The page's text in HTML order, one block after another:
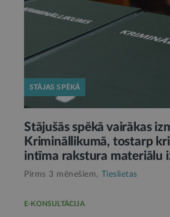
STĀJAS SPĒKĀ
Stājušās spēkā vairākas
Krimināllikumā, tostarp
intīma rakstura materiālu
Pirms 3 mēnešiem, Tieslietas
E-KONSULTĀCIJA